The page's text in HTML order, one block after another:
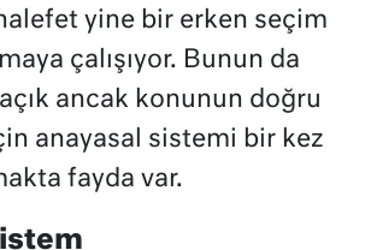
yine bir erken seçim
çalışıyor. Bunun da
ancak konunun doğru
anayasal sistemi bir kez
fayda var.